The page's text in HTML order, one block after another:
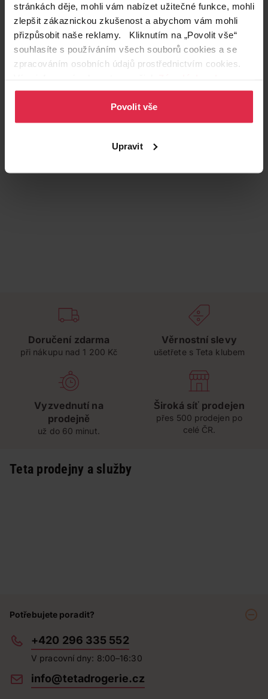
stránkách děje, mohli vám nabízet užitečné funkce, mohli
zlepšit zákaznickou zkušenost a abychom vám mohli
přizpůsobit naše reklamy. Kliknutím na „Povolit vše“
souhlasíte s používáním všech souborů cookies a se
zpracováním osobních údajů prostřednictvím cookies.
osobních údajů.
Povolit vše
Upravit
Podobné produkty
Doručení zdarma
při nákupu nad 1 200 Kč
Věrnostní slevy
ušetřete s Teta klubem
Vyzvednutí na
prodejně
už do 60 minut.
Široká síť prodejen
přes 500 prodejen po
celé ČR.
Teta prodejny a služby
Potřebujete poradit?
+420 296 335 552
V pracovní dny: 8:00–16:30
info@tetadrogerie.cz